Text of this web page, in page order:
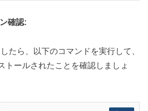
確認:
たら、以下のコマンドを実行して、
トールされたことを確認しましょ